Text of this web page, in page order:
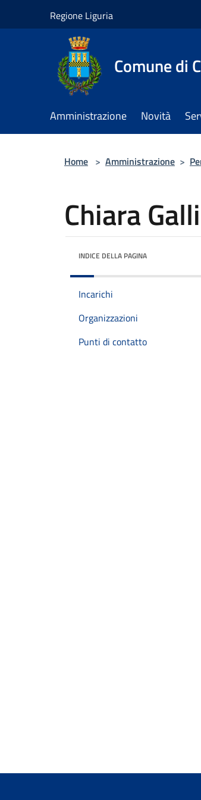
Regione Liguria
Comune di
Amministrazione Novità
Home > Amministrazione >
Chiara
INDICE DELLA PAGINA
Incarichi
Organizzazioni
Punti di contatto